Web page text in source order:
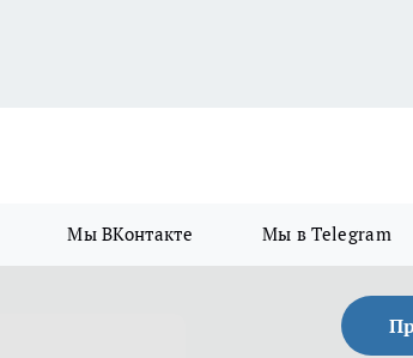
Мы ВКонтакте Мы в Telegram